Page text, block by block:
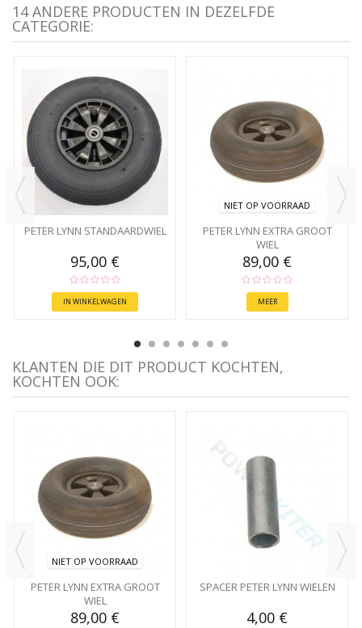
14 ANDERE PRODUCTEN IN DEZELFDE
CATEGORIE:
PETER LYNN STANDAARDWIEL
95,00 €
IN WINKELWAGEN
NIET OP VOORRAAD
PETER LYNN EXTRA GROOT
WIEL
89,00 €
MEER
KLANTEN DIE DIT PRODUCT KOCHTEN,
KOCHTEN OOK:
NIET OP VOORRAAD
PETER LYNN EXTRA GROOT
WIEL
89,00 €
SPACER PETER LYNN WIELEN
4,00 €